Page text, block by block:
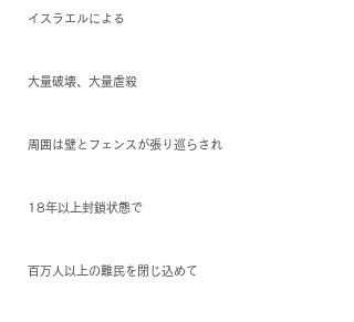
イスラエルによる
大量破壊、大量虐殺
周囲は壁とフェンスが張り巡らされ
18年以上封鎖状態で
百万人以上の難民を閉じ込めて